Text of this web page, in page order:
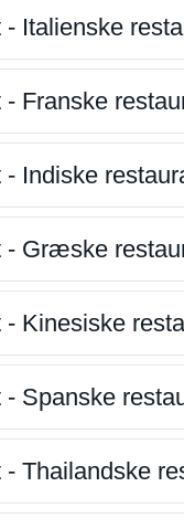
- Italienske
- Franske
- Indiske
- Græske
- Kinesiske
- Spanske
- Thailandske